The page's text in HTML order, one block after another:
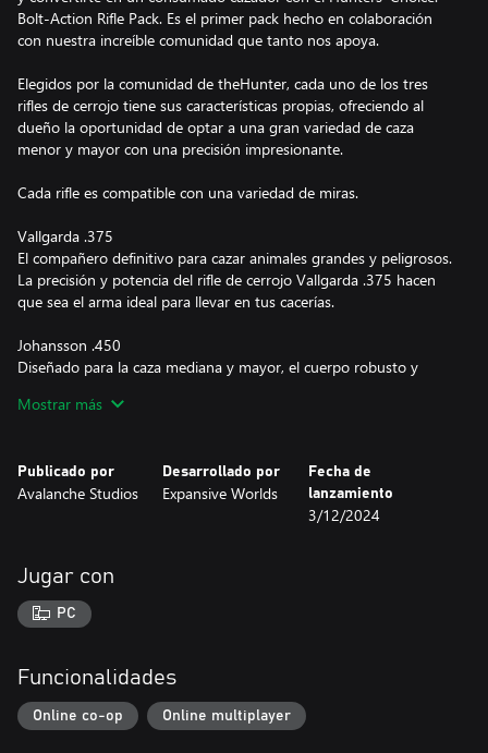
Bolt-Action Rifle Pack. Es el primer pack hecho en colaboración
con nuestra increíble comunidad que tanto nos apoya.
Elegidos por la comunidad de theHunter, cada uno de los tres
rifles de cerrojo tiene sus características propias, ofreciendo al
dueño la oportunidad de optar a una gran variedad de caza
menor y mayor con una precisión impresionante.
Cada rifle es compatible con una variedad de miras.
Vallgarda .375
El compañero definitivo para cazar animales grandes y peligrosos.
La precisión y potencia del rifle de cerrojo Vallgarda .375 hacen
que sea el arma ideal para llevar en tus cacerías.
Johansson .450
Diseñado para la caza mediana y mayor, el cuerpo robusto y
consistente y fiable, además de ofrecer el equilibrio perfecto entre
Fors Elite .300
Abate a las mayores presas con el Fors Elite .300. Este rifle de
cerrojo destaca en situaciones intensas. No olvides sacarle todo el
sesiones de disparo más largas.
Mostrar más
Publicado por
Avalanche Studios
Desarrollado por
Expansive Worlds
Fecha de
lanzamiento
3/12/2024
Jugar con
PC
Funcionalidades
Online co-op Online multiplayer